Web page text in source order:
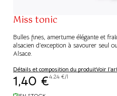
Miss tonic
Bulles fines, amertume élégante et
alsacien d’exception à savourer seul
Alsace.
Détails et composition du produitVoir
1,40 €4.24 €/l